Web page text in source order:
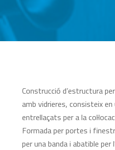
Construcció d’estructura
amb vidrieres, consisteix
entrellaçats per a la
Formada per portes i
per una banda i abatible per